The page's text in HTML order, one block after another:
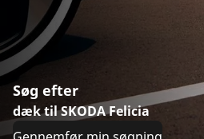
Søg efter
dæk til SKODA Felicia